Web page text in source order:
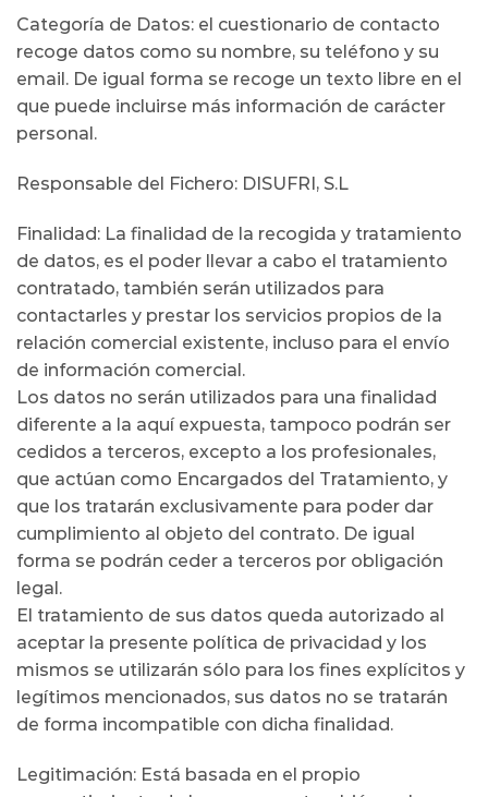
Categoría de Datos: el cuestionario de contacto
recoge datos como su nombre, su teléfono y su
email. De igual forma se recoge un texto libre en el
que puede incluirse más información de carácter
personal.
Responsable del Fichero: DISUFRI, S.L
Finalidad: La finalidad de la recogida y tratamiento
de datos, es el poder llevar a cabo el tratamiento
contratado, también serán utilizados para
contactarles y prestar los servicios propios de la
relación comercial existente, incluso para el envío
de información comercial.
Los datos no serán utilizados para una finalidad
diferente a la aquí expuesta, tampoco podrán ser
cedidos a terceros, excepto a los profesionales,
que actúan como Encargados del Tratamiento, y
que los tratarán exclusivamente para poder dar
cumplimiento al objeto del contrato. De igual
forma se podrán ceder a terceros por obligación
legal.
El tratamiento de sus datos queda autorizado al
aceptar la presente política de privacidad y los
mismos se utilizarán sólo para los fines explícitos y
legítimos mencionados, sus datos no se tratarán
de forma incompatible con dicha finalidad.
Legitimación: Está basada en el propio